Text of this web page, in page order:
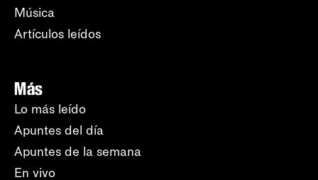
Música
Artículos leídos
Más
Lo más leído
Apuntes del día
Apuntes de la semana
En vivo